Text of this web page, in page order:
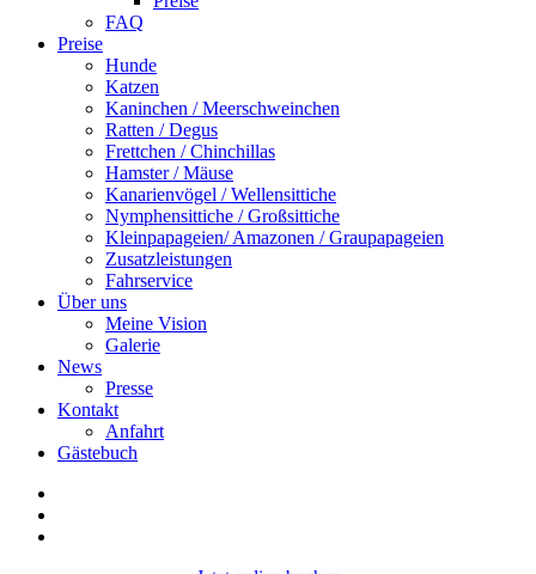
FAQ
Preise
Hunde
Katzen
Kaninchen / Meerschweinchen
Ratten / Degus
Frettchen / Chinchillas
Hamster / Mäuse
Kanarienvögel / Wellensittiche
Nymphensittiche / Großsittiche
Kleinpapageien/ Amazonen / Graupapageien
Zusatzleistungen
Fahrservice
Über uns
Meine Vision
Galerie
News
Presse
Kontakt
Anfahrt
Gästebuch